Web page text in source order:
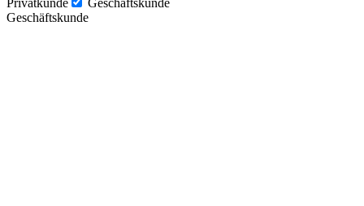
Privatkunde
Geschäftskunde
Geschäftskunde